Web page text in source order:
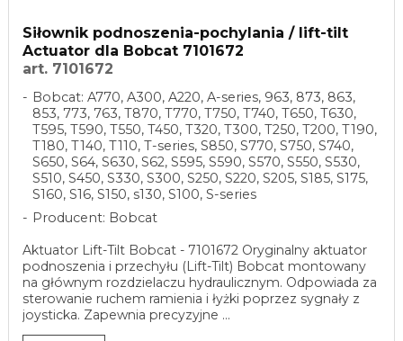
Siłownik podnoszenia-pochylania / lift-tilt
Actuator dla Bobcat 7101672
art. 7101672
Bobcat: A770, A300, A220, A-series, 963, 873, 863,
853, 773, 763, T870, T770, T750, T740, T650, T630,
T595, T590, T550, T450, T320, T300, T250, T200, T190,
T180, T140, T110, T-series, S850, S770, S750, S740,
S650, S64, S630, S62, S595, S590, S570, S550, S530,
S510, S450, S330, S300, S250, S220, S205, S185, S175,
S160, S16, S150, s130, S100, S-series
Producent: Bobcat
Aktuator Lift-Tilt Bobcat - 7101672 Oryginalny aktuator
podnoszenia i przechyłu (Lift-Tilt) Bobcat montowany
na głównym rozdzielaczu hydraulicznym. Odpowiada za
sterowanie ruchem ramienia i łyżki poprzez sygnały z
joysticka. Zapewnia precyzyjne ...